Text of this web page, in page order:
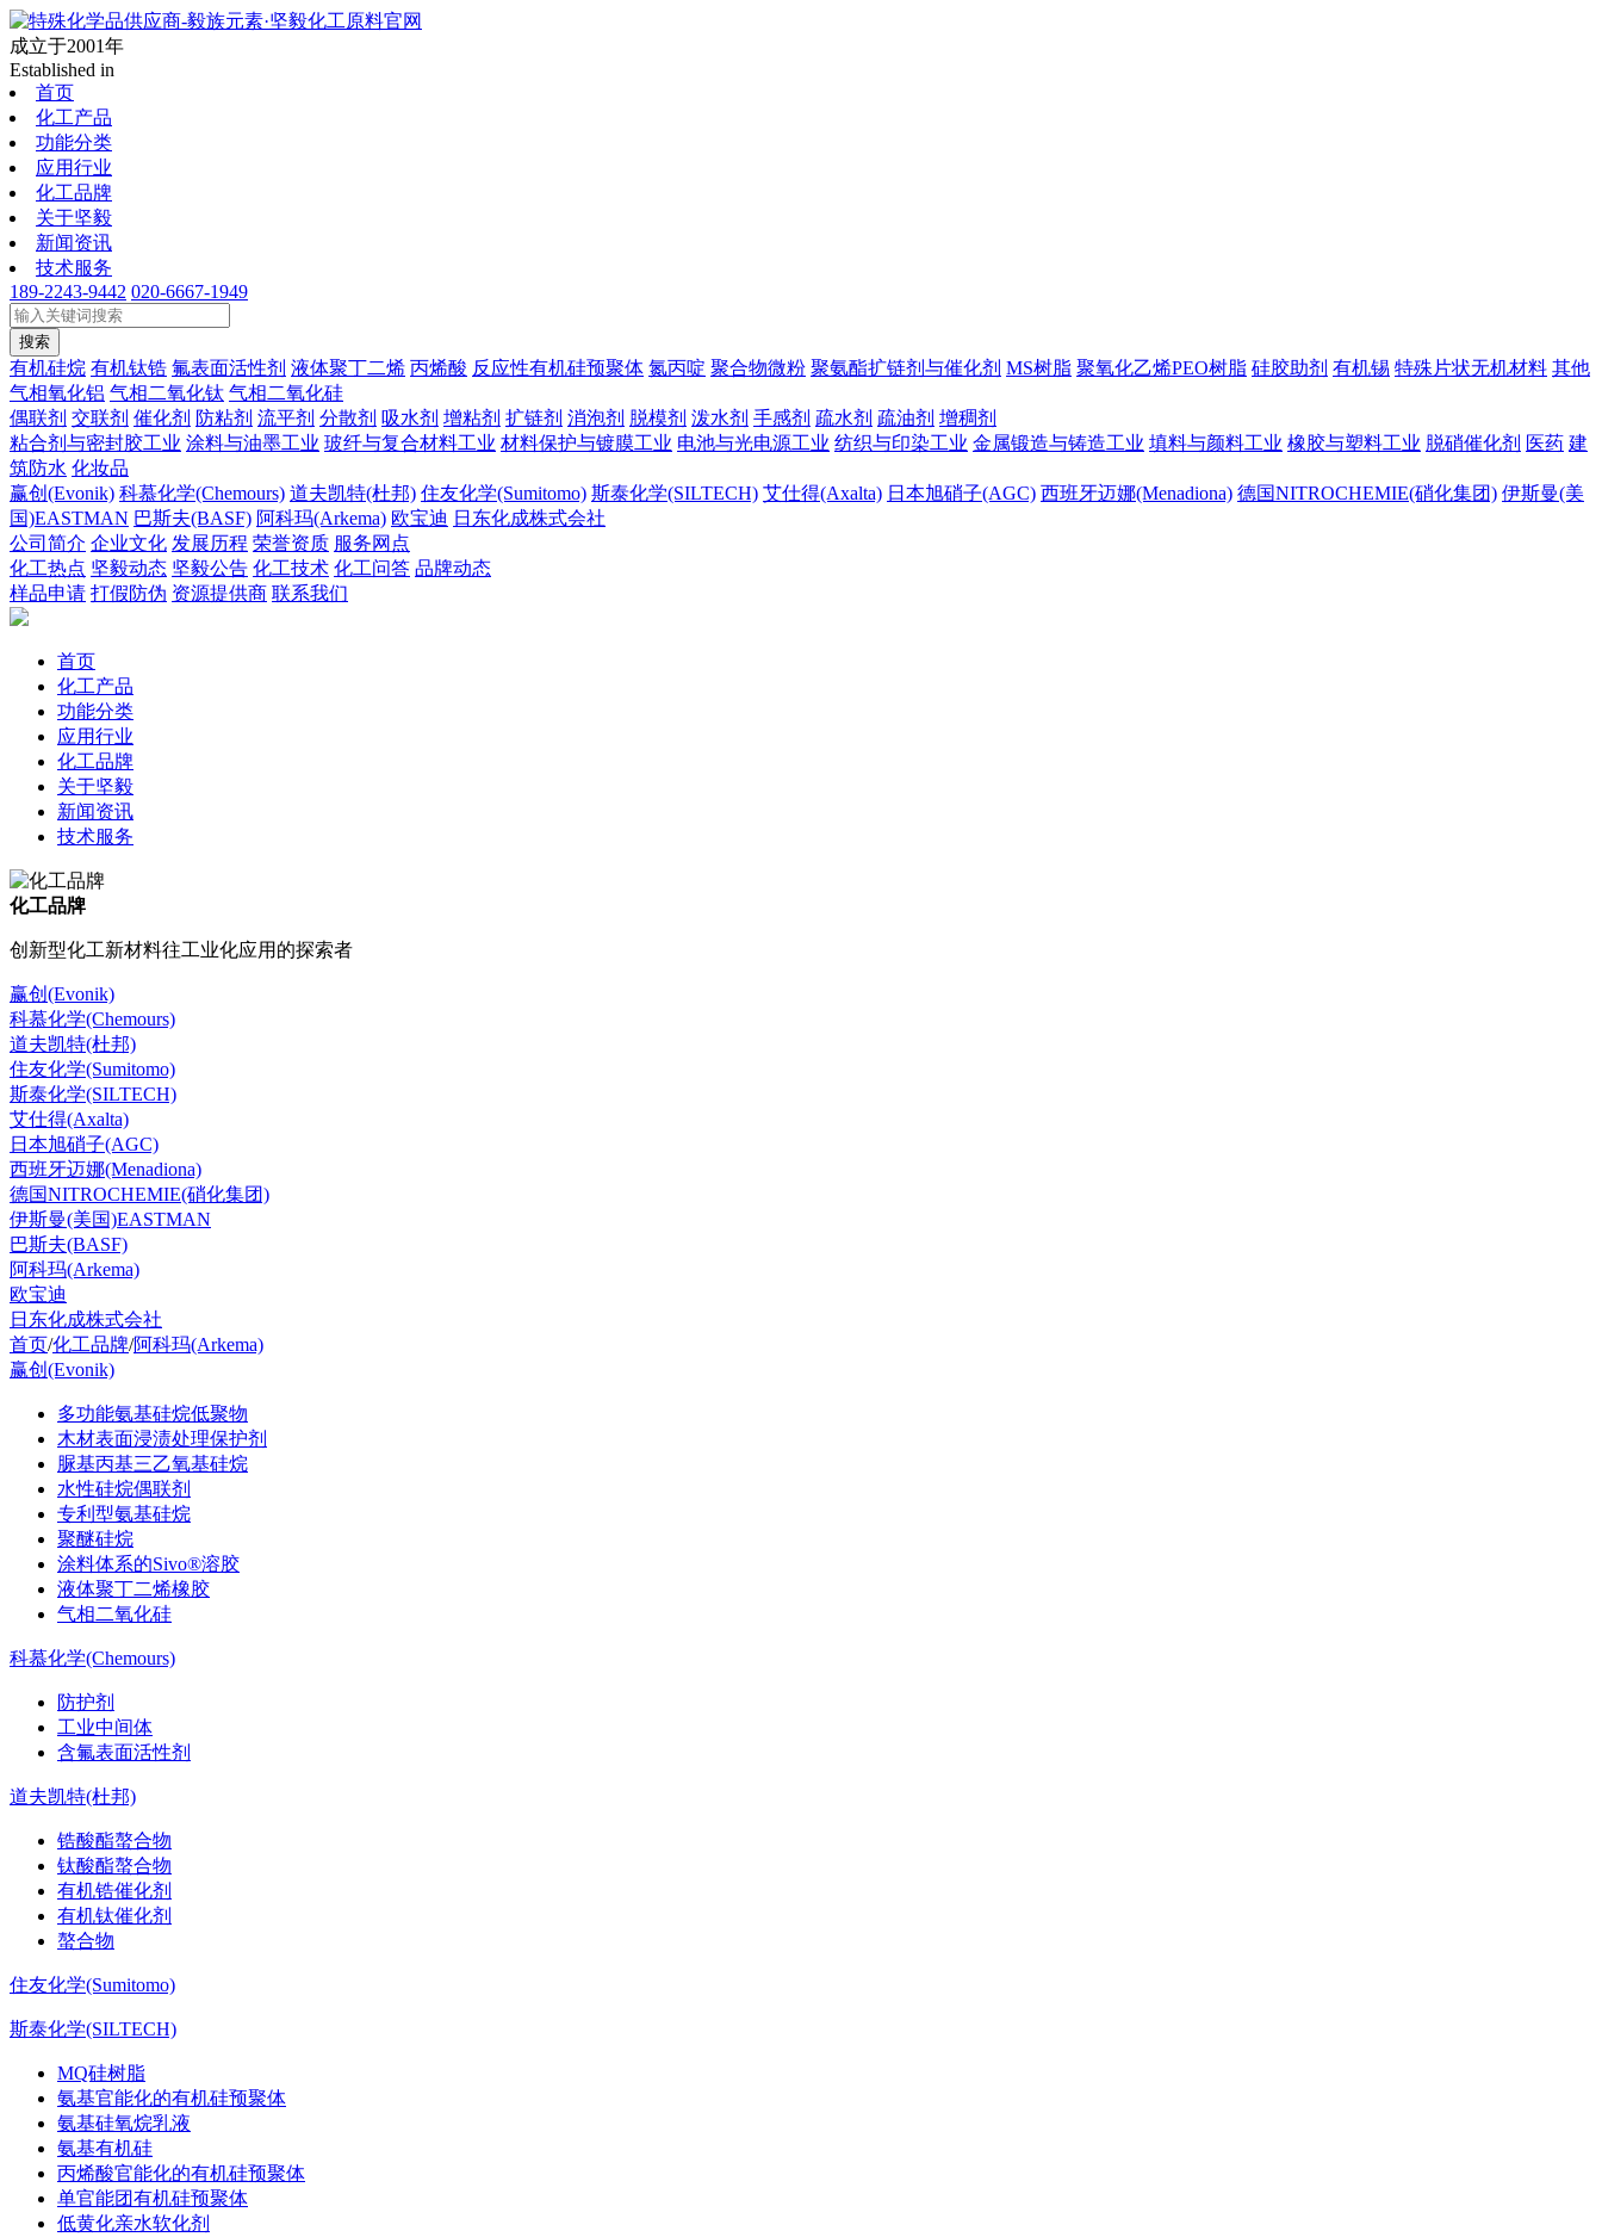
成立于2001年
Established in
首页
化工产品
功能分类
应用行业
化工品牌
关于坚毅
新闻资讯
技术服务
189-2243-9442 020-6667-1949
搜索
有机硅烷 有机钛锆 氟表面活性剂 液体聚丁二烯 丙烯酸 反应性有机硅预聚体 氮丙啶 聚合物微粉 聚氨酯扩链剂与催化剂 MS树脂 聚氧化乙烯PEO树脂 硅胶助剂 有机锡 特殊片状无机材料 其他
气相氧化铝 气相二氧化钛 气相二氧化硅
偶联剂 交联剂 催化剂 防粘剂 流平剂 分散剂 吸水剂 增粘剂 扩链剂 消泡剂 脱模剂 泼水剂 手感剂 疏水剂 疏油剂 增稠剂
粘合剂与密封胶工业 涂料与油墨工业 玻纤与复合材料工业 材料保护与镀膜工业 电池与光电源工业 纺织与印染工业 金属锻造与铸造工业 填料与颜料工业 橡胶与塑料工业 脱硝催化剂 医药 建
筑防水 化妆品
赢创(Evonik) 科慕化学(Chemours) 道夫凯特(杜邦) 住友化学(Sumitomo) 斯泰化学(SILTECH) 艾仕得(Axalta) 日本旭硝子(AGC) 西班牙迈娜(Menadiona) 德国NITROCHEMIE(硝化集团) 伊斯曼(美
国)EASTMAN 巴斯夫(BASF) 阿科玛(Arkema) 欧宝迪 日东化成株式会社
公司简介 企业文化 发展历程 荣誉资质 服务网点
化工热点 坚毅动态 坚毅公告 化工技术 化工问答 品牌动态
样品申请 打假防伪 资源提供商 联系我们
首页
化工产品
功能分类
应用行业
化工品牌
关于坚毅
新闻资讯
技术服务
化工品牌
创新型化工新材料往工业化应用的探索者
赢创(Evonik)
科慕化学(Chemours)
道夫凯特(杜邦)
住友化学(Sumitomo)
斯泰化学(SILTECH)
艾仕得(Axalta)
日本旭硝子(AGC)
西班牙迈娜(Menadiona)
德国NITROCHEMIE(硝化集团)
伊斯曼(美国)EASTMAN
巴斯夫(BASF)
阿科玛(Arkema)
欧宝迪
日东化成株式会社
首页/化工品牌/阿科玛(Arkema)
赢创(Evonik)
多功能氨基硅烷低聚物
木材表面浸渍处理保护剂
脲基丙基三乙氧基硅烷
水性硅烷偶联剂
专利型氨基硅烷
聚醚硅烷
涂料体系的Sivo®溶胶
液体聚丁二烯橡胶
气相二氧化硅
科慕化学(Chemours)
防护剂
工业中间体
含氟表面活性剂
道夫凯特(杜邦)
锆酸酯螯合物
钛酸酯螯合物
有机锆催化剂
有机钛催化剂
螯合物
住友化学(Sumitomo)
斯泰化学(SILTECH)
MQ硅树脂
氨基官能化的有机硅预聚体
氨基硅氧烷乳液
氨基有机硅
丙烯酸官能化的有机硅预聚体
单官能团有机硅预聚体
低黄化亲水软化剂